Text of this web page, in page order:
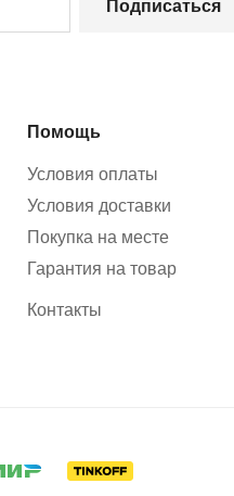
Подписаться
Помощь
Условия оплаты
Условия доставки
Покупка на месте
Гарантия на товар
Контакты